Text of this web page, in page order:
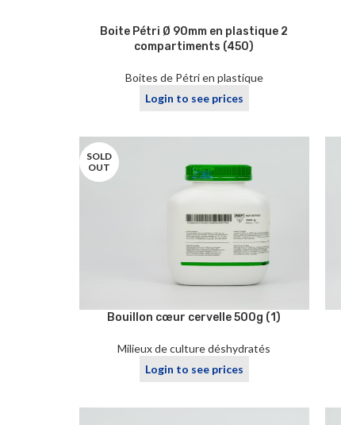
Boite Pétri Ø 90mm en plastique 2
compartiments (450)
Boites de Pétri en plastique
Login to see prices
SOLD
OUT
Bouillon cœur cervelle 500g (1)
Milieux de culture déshydratés
Login to see prices